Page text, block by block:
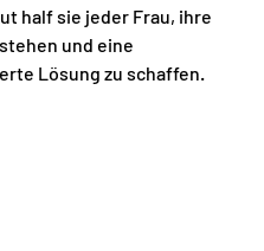
half sie jeder Frau, ihre
und eine
Lösung zu schaffen.